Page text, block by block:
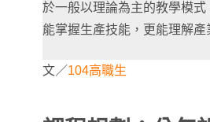
於一般以理論為主的教學模
能掌握生產技能，更能理解
文／104高職生